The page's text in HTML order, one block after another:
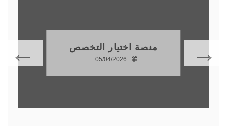
منصة اختيار التخصص
05/04/2026